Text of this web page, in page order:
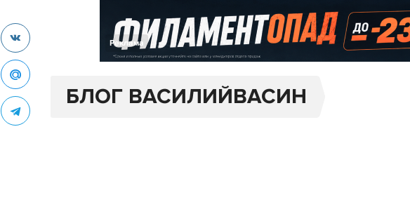
Реклама
БЛОГ ВАСИЛИЙВАСИН